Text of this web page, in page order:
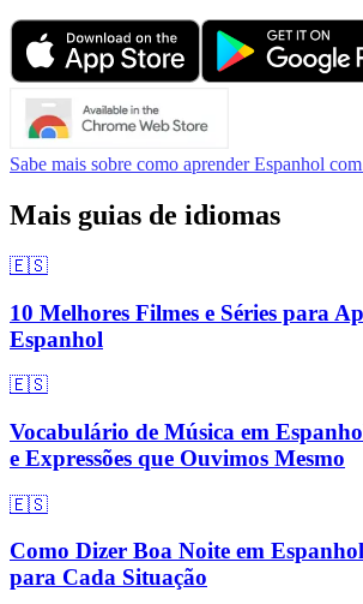
Sabe mais sobre como aprender Espanhol
Mais guias de idiomas
🇪🇸
10 Melhores Filmes e Séries para
Espanhol
🇪🇸
Vocabulário de Música em
e Expressões que Ouvimos Mesmo
🇪🇸
Como Dizer Boa Noite em
para Cada Situação